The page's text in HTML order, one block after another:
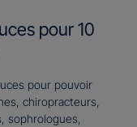
pour 10
pour pouvoir
chiropracteurs,
sophrologues,